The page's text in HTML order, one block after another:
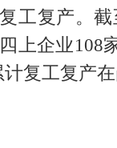
工复产。
上企业108
复工复产